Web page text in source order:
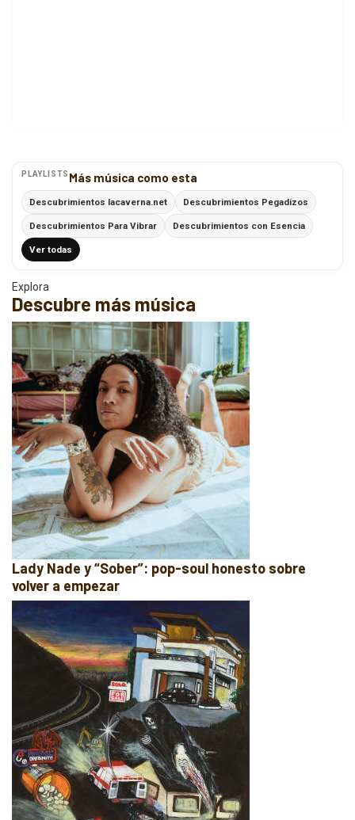
PLAYLISTS Más música como esta
Descubrimientos lacaverna.net Descubrimientos Pegadizos
Descubrimientos Para Vibrar Descubrimientos con Esencia
Ver todas
Explora
Descubre más música
Lady Nade y “Sober”: pop-soul honesto sobre
volver a empezar